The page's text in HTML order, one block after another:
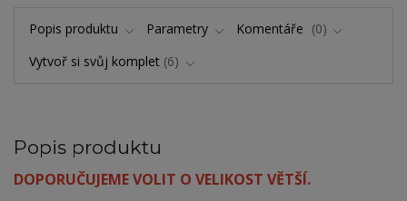
Popis produktu Parametry Komentáře
0
Vytvoř si svůj komplet 6
Popis produktu
DOPORUČUJEME VOLIT O VELIKOST VĚTŠÍ.